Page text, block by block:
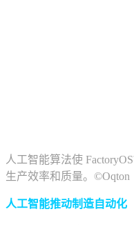
人工智能算法使
生产效率和质量。©Oqton
人工智能推动制造自动化